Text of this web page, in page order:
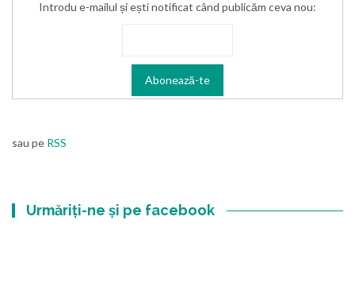
Introdu e-mailul și ești notificat când publicăm ceva nou:
sau pe RSS
Urmăriți-ne și pe facebook